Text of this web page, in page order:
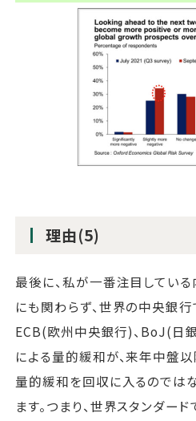
理由(5)
最後に、私が一番注目している
にも関わらず、世界の中央銀
ECB(欧州中央銀行)、BoJ(日
による量的緩和が、来年中盤以
量的緩和を回収に入るのでは
ます。つまり、世界スタンダー